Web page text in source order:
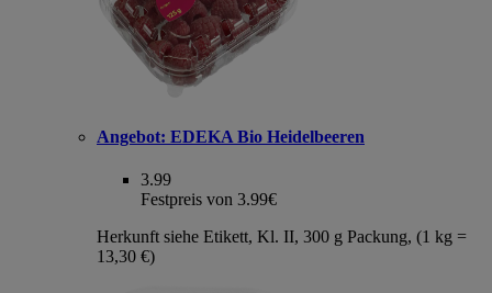
Angebot: EDEKA Bio Heidelbeeren
3.99
Festpreis von 3.99€
Herkunft siehe Etikett, Kl. II, 300 g Packung, (1 kg =
13,30 €)